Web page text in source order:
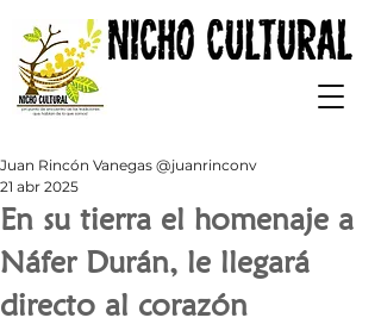
En su tierra el homenaje a
Náfer Durán, le llegará
directo al corazón
Juan Rincón Vanegas @juanrinconv
21 abr 2025